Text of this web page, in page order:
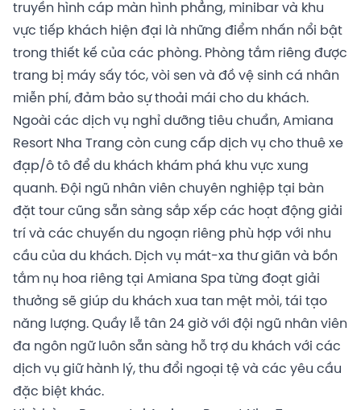
truyền hình cáp màn hình phẳng, minibar và khu
vực tiếp khách hiện đại là những điểm nhấn nổi bật
trong thiết kế của các phòng. Phòng tắm riêng được
trang bị máy sấy tóc, vòi sen và đồ vệ sinh cá nhân
miễn phí, đảm bảo sự thoải mái cho du khách.
Ngoài các dịch vụ nghỉ dưỡng tiêu chuẩn, Amiana
Resort Nha Trang còn cung cấp dịch vụ cho thuê xe
đạp/ô tô để du khách khám phá khu vực xung
quanh. Đội ngũ nhân viên chuyên nghiệp tại bàn
đặt tour cũng sẵn sàng sắp xếp các hoạt động giải
trí và các chuyến du ngoạn riêng phù hợp với nhu
cầu của du khách. Dịch vụ mát-xa thư giãn và bồn
tắm nụ hoa riêng tại Amiana Spa từng đoạt giải
thưởng sẽ giúp du khách xua tan mệt mỏi, tái tạo
năng lượng. Quầy lễ tân 24 giờ với đội ngũ nhân viên
đa ngôn ngữ luôn sẵn sàng hỗ trợ du khách với các
dịch vụ giữ hành lý, thu đổi ngoại tệ và các yêu cầu
đặc biệt khác.